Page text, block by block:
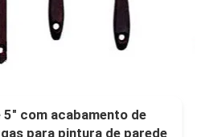
com acabamento de
para pintura de parede